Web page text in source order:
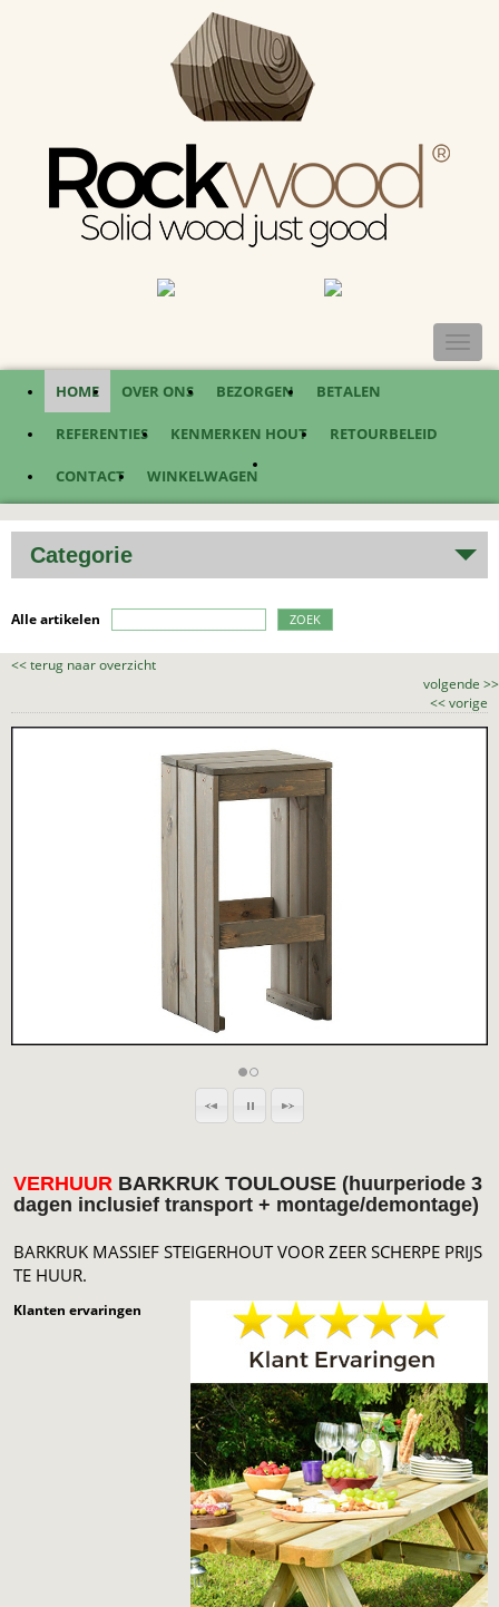
HOME OVER ONS BEZORGEN BETALEN
REFERENTIES KENMERKEN HOUT RETOURBELEID
CONTACT WINKELWAGEN
Categorie
Alle artikelen ZOEK
<<terug naar overzicht
volgende >>
<<vorige
VERHUUR BARKRUK TOULOUSE (huurperiode 3
dagen inclusief transport + montage/demontage)
BARKRUK MASSIEF STEIGERHOUT VOOR ZEER SCHERPE PRIJS
TE HUUR.
Klanten ervaringen